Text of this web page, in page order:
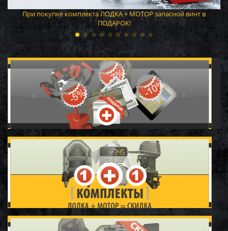
При покупке комплекта ЛОДКА + МОТОР запасной винт в
ПОДАРОК!